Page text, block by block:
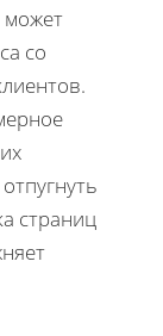
со
страниц